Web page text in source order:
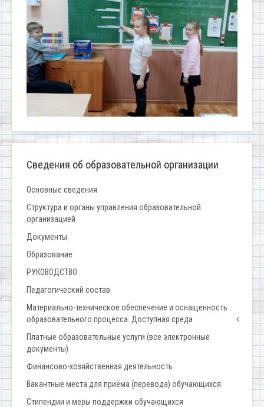
Сведения об образовательной организации
Основные сведения
Структура и органы управления образовательной
организацией
Документы
Образование
РУКОВОДСТВО
Педагогический состав
Материально-техническое обеспечение и оснащенность
образовательного процесса. Доступная среда
Платные образовательные услуги (все электронные
документы)
Финансово-хозяйственная деятельность
Вакантные места для приёма (перевода) обучающихся
Стипендии и меры поддержки обучающихся